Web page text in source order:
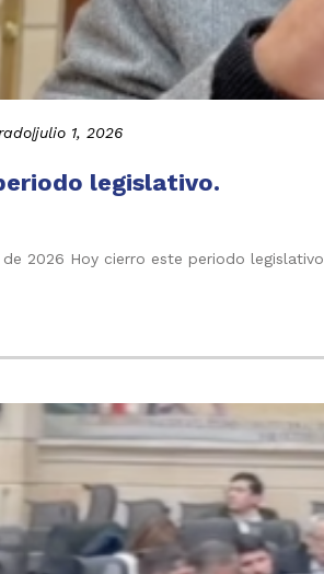
|julio 1, 2026
legislativo.
de 2026 Hoy cierro este periodo